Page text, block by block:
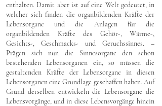
enthalten. Damit aber ist auf eine Welt gedeutet, in
welcher sich finden die organbildenden Kräfte der
Lebensorgane und die Anlagen für die
organbildenden Kräfte des Gehör-, Wärme-,
Gesichts-, Geschmacks- und Geruchssinnes. –
Prägen sich nun die Sinnesorgane den schon
bestehenden Lebensorganen ein, so müssen die
gestaltenden Kräfte der Lebensorgane in diesen
Lebensorganen eine Grundlage geschaffen haben. Auf
Grund derselben entwickeln die Lebensorgane die
Lebensvorgänge, und in diese Lebensvorgänge hinein